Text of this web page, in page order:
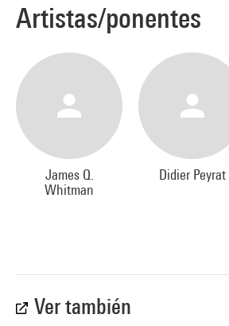
Artistas/ponentes
James Q.
Whitman
Didier Peyrat
Ver también